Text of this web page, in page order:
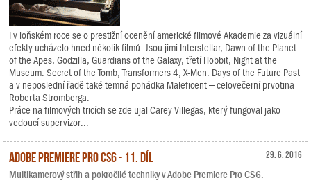
I v loňském roce se o prestižní ocenění americké filmové Akademie za vizuální
efekty ucházelo hned několik filmů. Jsou jimi Interstellar, Dawn of the Planet
of the Apes, Godzilla, Guardians of the Galaxy, třetí Hobbit, Night at the
Museum: Secret of the Tomb, Transformers 4, X-Men: Days of the Future Past
a v neposlední řadě také temná pohádka Maleficent – celovečerní prvotina
Roberta Stromberga.
Práce na filmových tricích se zde ujal Carey Villegas, který fungoval jako
vedoucí supervizor...
29. 6. 2016
Adobe Premiere Pro CS6 - 11. díl
Multikamerový střih a pokročilé techniky v Adobe Premiere Pro CS6.